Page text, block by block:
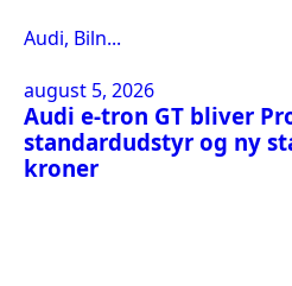
Audi, Biln...
august 5, 2026
Audi e-tron GT bliver
standardudstyr og ny
kroner